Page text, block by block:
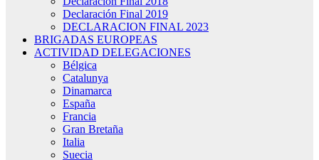
Declaración Final 2019
DECLARACION FINAL 2023
BRIGADAS EUROPEAS
ACTIVIDAD DELEGACIONES
Bélgica
Catalunya
Dinamarca
España
Francia
Gran Bretaña
Italia
Suecia